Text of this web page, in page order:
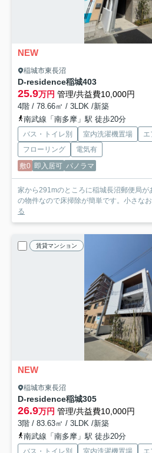
NEW
稲城市東長沼
D-residence稲城403
25.9万円 管理/共益費10,000円
4階 / 78.66㎡ / 3LDK /新築
南武線「南多摩」駅 徒歩20分
バス・トイレ別 室内洗濯機置場 エ
フローリング
電気有
敷0 即入居可 パノラマ
家から291mのところに稲城長沼郵便局が
の物件なので床掃除が簡単です。小さな
る
賃貸マンション
NEW
稲城市東長沼
D-residence稲城305
26.9万円 管理/共益費10,000円
3階 / 83.63㎡ / 3LDK /新築
南武線「南多摩」駅 徒歩20分
バス・トイレ別 室内洗濯機置場 エ